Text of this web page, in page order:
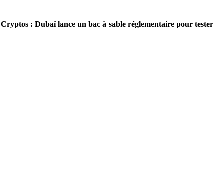
Cryptos : Dubaï lance un bac à sable réglementaire pour